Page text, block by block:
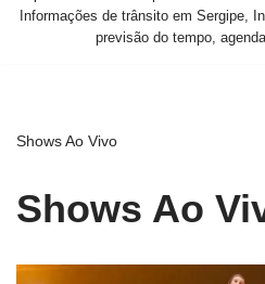
Informações de trânsito em Sergipe,
previsão do tempo,
Shows Ao Vivo
Shows Ao